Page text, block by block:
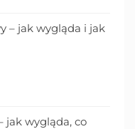
– jak wygląda i jak
jak wygląda, co